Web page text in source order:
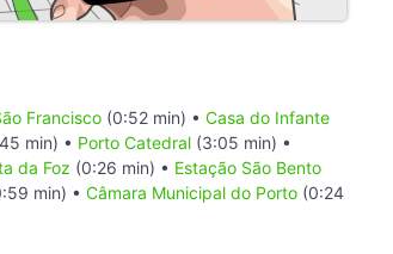
Francisco (0:52 min) • Casa do Infante
min) • Porto Catedral (3:05 min) •
da Foz (0:26 min) • Estação São Bento
min) • Câmara Municipal do Porto (0:24